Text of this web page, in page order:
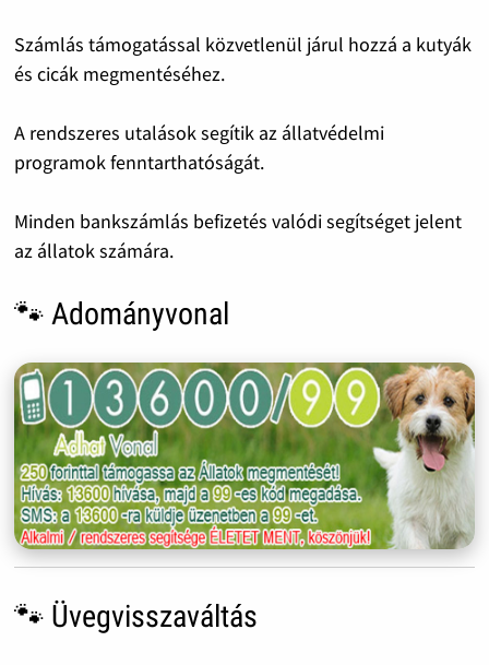
Számlás támogatással közvetlenül járul hozzá a kutyák
és cicák megmentéséhez.
A rendszeres utalások segítik az állatvédelmi
programok fenntarthatóságát.
Minden bankszámlás befizetés valódi segítséget jelent
az állatok számára.
🐾 Adományvonal
🐾 Üvegvisszaváltás